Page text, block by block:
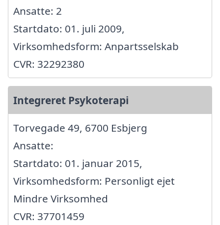
Ansatte: 2
Startdato: 01. juli 2009,
Virksomhedsform: Anpartsselskab
CVR: 32292380
Integreret Psykoterapi
Torvegade 49, 6700 Esbjerg
Ansatte:
Startdato: 01. januar 2015,
Virksomhedsform: Personligt ejet
Mindre Virksomhed
CVR: 37701459